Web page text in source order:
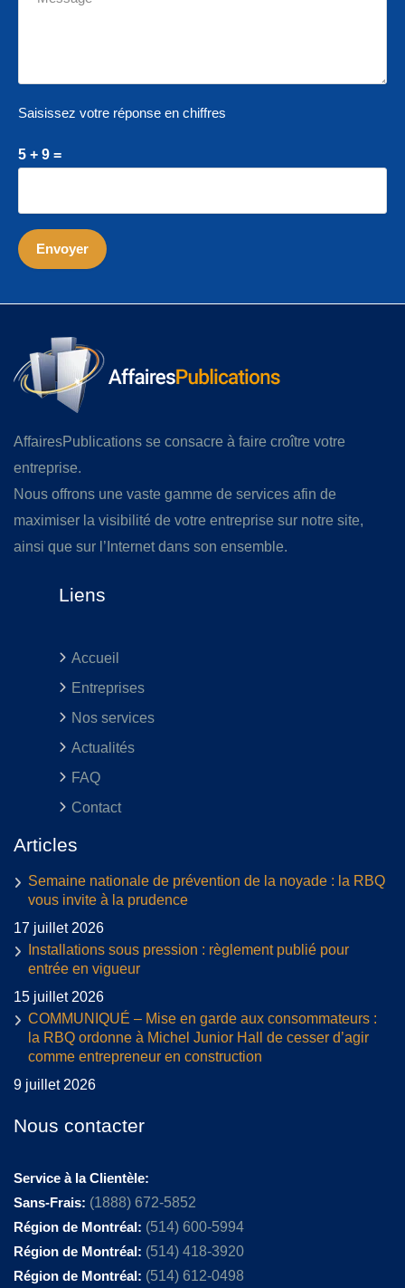
Saisissez votre réponse en chiffres
5 + 9 =
AffairesPublications se consacre à faire croître votre
entreprise.
Nous offrons une vaste gamme de services afin de
maximiser la visibilité de votre entreprise sur notre site,
ainsi que sur l’Internet dans son ensemble.
Liens
Accueil
Entreprises
Nos services
Actualités
FAQ
Contact
Articles
Semaine nationale de prévention de la noyade : la RBQ
vous invite à la prudence
17 juillet 2026
Installations sous pression : règlement publié pour
entrée en vigueur
15 juillet 2026
COMMUNIQUÉ – Mise en garde aux consommateurs :
la RBQ ordonne à Michel Junior Hall de cesser d’agir
comme entrepreneur en construction
9 juillet 2026
Nous contacter
Service à la Clientèle:
Sans-Frais: (1888) 672-5852
Région de Montréal: (514) 600-5994
Région de Montréal: (514) 418-3920
Région de Montréal: (514) 612-0498